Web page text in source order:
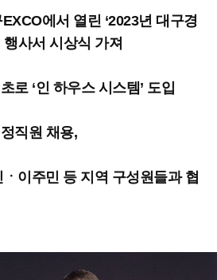
에서 열린 ‘2023년 대구경
사서 시상식 가져
로 ‘인 하우스 시스템’ 도입
직원 채용,
이주민 등 지역 구성원들과 협